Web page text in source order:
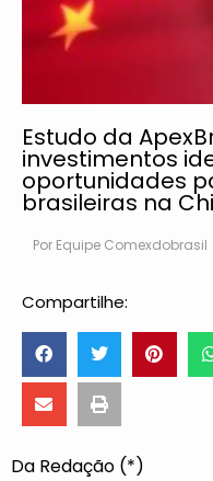
Estudo da
investimentos
oportunidades
brasileiras na
Por Equipe Comexdobrasil
Compartilhe:
Da Redação (*)